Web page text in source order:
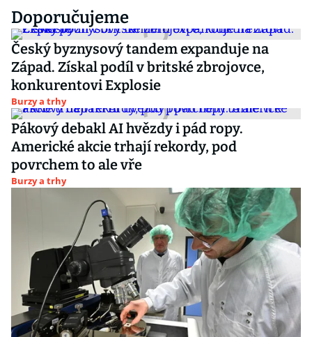
Doporučujeme
Český byznysový tandem expanduje na
Západ. Získal podíl v britské zbrojovce,
konkurentovi Explosie
Burzy a trhy
Pákový debakl AI hvězdy i pád ropy.
Americké akcie trhají rekordy, pod
povrchem to ale vře
Burzy a trhy